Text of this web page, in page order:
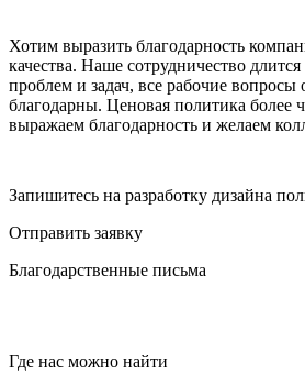
Хотим выразить благодарность
качества. Наше сотрудничество
проблем и задач, все рабочие
благодарны. Ценовая политика более
выражаем благодарность и желаем
Запишитесь на разработку дизайна
Отправить заявку
Благодарственные письма
Где нас можно найти